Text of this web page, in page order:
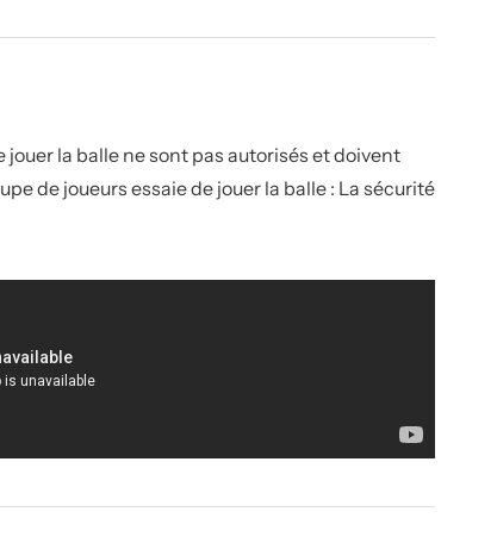
la balle ne sont pas autorisés et doivent
de joueurs essaie de jouer la balle : La sécurité